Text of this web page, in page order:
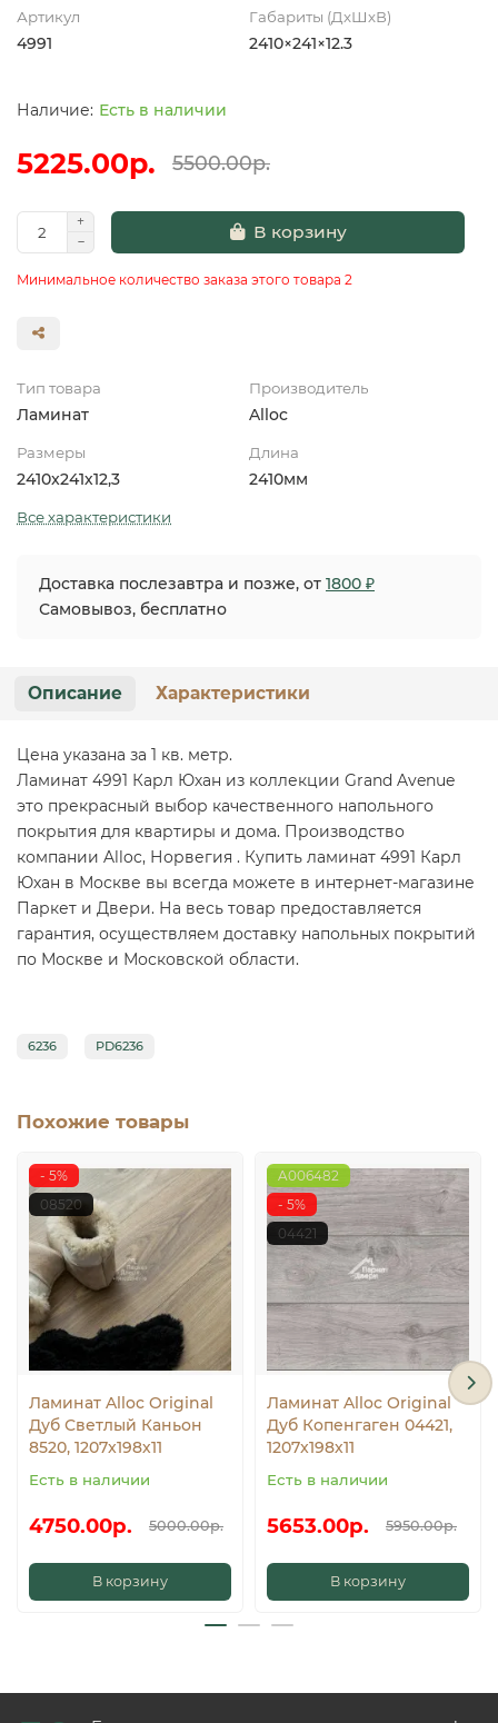
Артикул
4991
Габариты (ДхШхВ)
2410×241×12.3
Есть в наличии
5225.00р. 5500.00р.
В корзину
Минимальное количество заказа этого товара 2
Тип товара
Ламинат
Производитель
Alloc
Размеры
2410x241х12,3
Длина
2410мм
Все характеристики
Доставка послезавтра и позже, от 1800 ₽
Самовывоз, бесплатно
Описание Характеристики
Цена указана за 1 кв. метр.
Ламинат 4991 Карл Юхан из коллекции Grand Avenue
это прекрасный выбор качественного напольного
покрытия для квартиры и дома. Производство
компании Alloc, Норвегия . Купить ламинат 4991 Карл
Юхан в Москве вы всегда можете в интернет-магазине
Паркет и Двери. На весь товар предоставляется
гарантия, осуществляем доставку напольных покрытий
по Москве и Московской области.
6236 PD6236
Похожие товары
- 5%
08520
Ламинат Alloc Original
Дуб Светлый Каньон
8520, 1207x198х11
Есть в наличии
4750.00р. 5000.00р.
В корзину
A006482
- 5%
04421
Ламинат Alloc Original
Дуб Копенгаген 04421,
1207x198х11
Есть в наличии
5653.00р. 5950.00р.
В корзину